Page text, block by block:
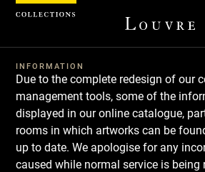
INFORMATION
Due to the complete redesign of our
management tools, some of the
displayed in our online catalogue,
rooms in which artworks can be
up to date. We apologise for any
caused while normal service is being
Cookies management panel